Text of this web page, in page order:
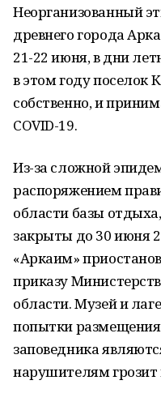
Неорганизованный
древнего города
21-22 июня, в дни
в этом году поселок
собственно, и
COVID-19.
Из-за сложной
распоряжением
области базы
закрыты до 30 июня
«Аркаим»
приказу
области. Музей и
попытки
заповедника
нарушителям